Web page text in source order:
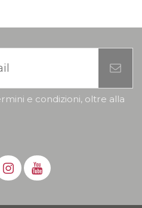
e condizioni, oltre alla